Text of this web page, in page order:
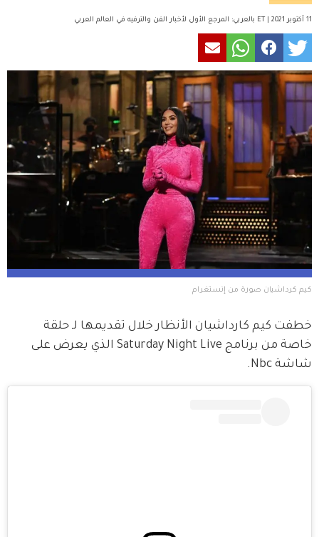
11 أكتوبر 2021 | ET بالعربي: المرجع الأول لأخبار الفن والترفيه في العالم العربي
كيم كرداشيان صورة من إنستغرام
خطفت كيم كارداشيان الأنظار خلال تقديمها لـ حلقة
خاصة من برنامج Saturday Night Live الذي يعرض على
شاشة Nbc.